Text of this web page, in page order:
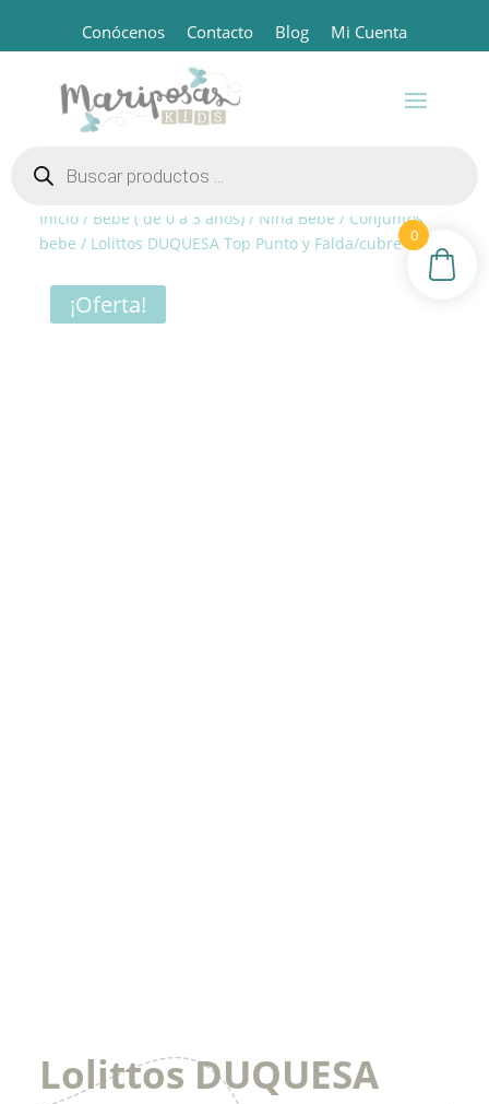
Conócenos Contacto Blog Mi Cuenta
productos
Inicio/ Bebé ( de 0 a 3 años)/ Niña Bebé / Conjuntos
bebe / Lolittos DUQUESA Top Punto y Falda/cubre
¡Oferta!
Lolittos DUQUESA
0